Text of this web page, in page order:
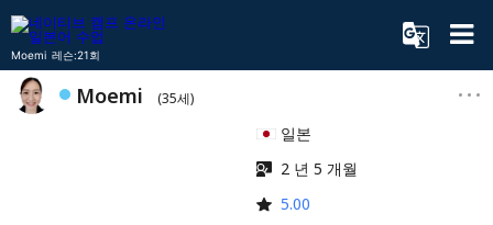
Moemi 레슨:21회
Moemi (35세)
일본
2 년 5 개월
5.00